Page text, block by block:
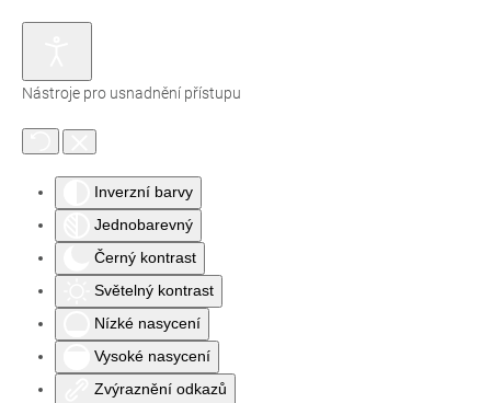
Nástroje pro usnadnění přístupu
Inverzní barvy
Jednobarevný
Černý kontrast
Světelný kontrast
Nízké nasycení
Vysoké nasycení
Zvýraznění odkazů